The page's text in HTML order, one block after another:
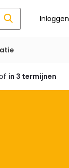
Inloggen
in 3 termijnen